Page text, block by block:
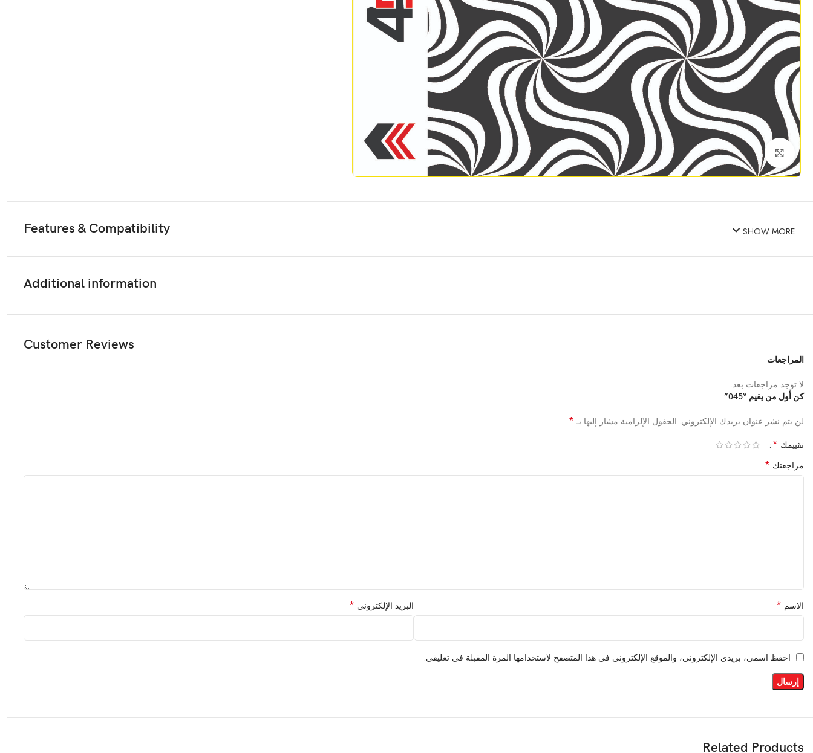
Click to enlarge
Features & Compatibility SHOW MORE
Additional information
Customer Reviews
المراجعات
لا توجد مراجعات بعد.
كن أول من يقيم “045”
لن يتم نشر عنوان بريدك الإلكتروني. الحقول الإلزامية مشار إليها بـ *
تقييمك *
مراجعتك *
الاسم * البريد الإلكتروني *
احفظ اسمي، بريدي الإلكتروني، والموقع الإلكتروني في هذا المتصفح لاستخدامها المرة المقبلة في تعليقي.
Related Products